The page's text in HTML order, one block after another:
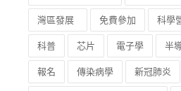
灣區發展 免費參加 科學
科普 芯片 電子學 半
報名 傳染病學 新冠肺炎